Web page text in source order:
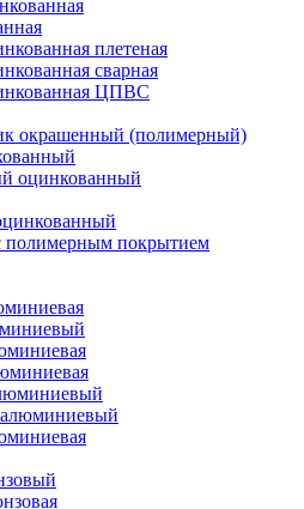
плетеная
сварная
ЦПВС
окрашенный (полимерный)
оцинкованный
покрытием